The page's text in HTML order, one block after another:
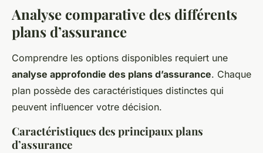
Analyse comparative des différents
plans d’assurance
Comprendre les options disponibles requiert une
analyse approfondie des plans d’assurance. Chaque
plan possède des caractéristiques distinctes qui
peuvent influencer votre décision.
Caractéristiques des principaux plans
d’assurance